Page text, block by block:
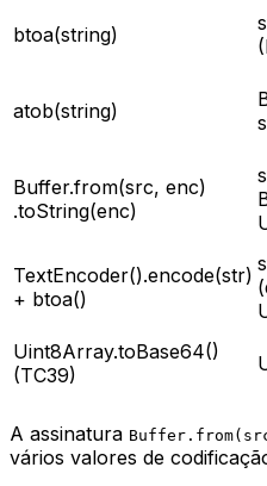
btoa(string)
atob(string)
Buffer.from(src, enc)
.toString(enc)
TextEncoder().encode(str)
+ btoa()
Uint8Array.toBase64()
(TC39)
A assinatura
vários valores de